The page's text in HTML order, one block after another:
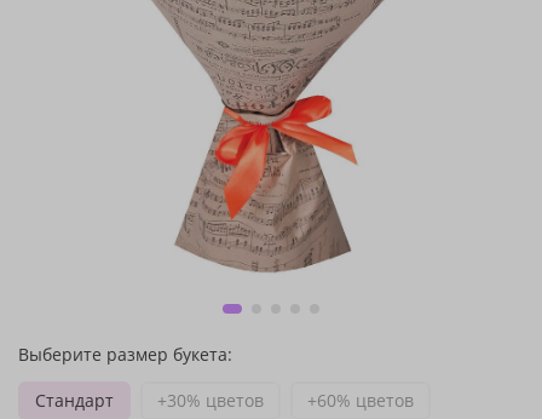
Выберите размер букета:
Стандарт
+30% цветов +60% цветов